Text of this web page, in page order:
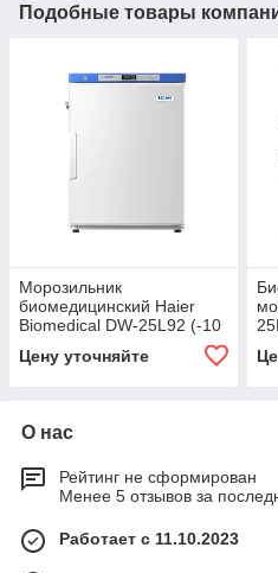
Подобные товары
Морозильник
биомедицинский Haier
Biomedical DW-25L92 (-10
Цену уточняйте
О нас
Рейтинг не сформирован
Менее 5 отзывов за
Работает с 11.10.2023